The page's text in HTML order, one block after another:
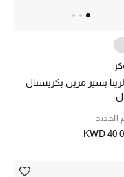
بسير مزين بكريستال
الجديد
KWD